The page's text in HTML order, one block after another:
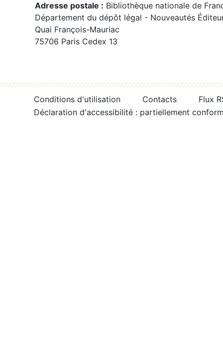
Adresse postale : Bibliothèque nationale de
Département du dépôt légal - Nouveautés
Quai François-Mauriac
75706 Paris Cedex 13
Conditions d'utilisation Contacts
Flux
Déclaration d'accessibilité : partiellement